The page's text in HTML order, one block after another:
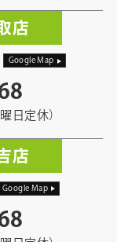
店
Google Map
日定休）
店
Google Map